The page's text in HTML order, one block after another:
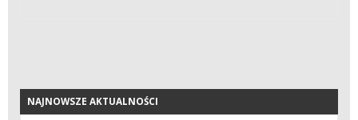
NAJNOWSZE AKTUALNOŚCI
NAJNOWSZE AKTUALNOŚCI